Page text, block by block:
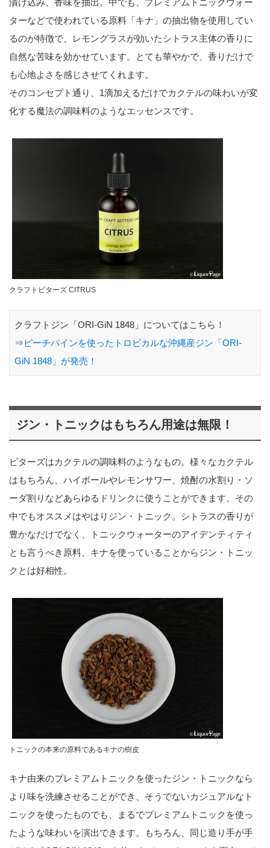
漬け込み、香味を抽出。中でも、プレミアムトニックウォー
ターなどで使われている原料「キナ」の抽出物を使用してい
るのが特徴で、レモングラスが効いたシトラス主体の香りに
自然な苦味を効かせています。とても華やかで、香りだけで
も心地よさを感じさせてくれます。
そのコンセプト通り、1滴加えるだけでカクテルの味わいが変
化する魔法の調味料のようなエッセンスです。
クラフトビターズ CITRUS
クラフトジン「ORI-GiN 1848」についてはこちら！
⇒ピーチパインを使ったトロピカルな沖縄産ジン「ORI-
GiN 1848」が発売！
ジン・トニックはもちろん用途は無限！
ビターズはカクテルの調味料のようなもの。様々なカクテル
はもちろん、ハイボールやレモンサワー、焼酎の水割り・ソ
ーダ割りなどあらゆるドリンクに使うことができます。その
中でもオススメはやはりジン・トニック。シトラスの香りが
豊かなだけでなく、トニックウォーターのアイデンティティ
とも言うべき原料、キナを使っていることからジン・トニッ
クとは好相性。
トニックの本来の原料であるキナの樹皮
キナ由来のプレミアムトニックを使ったジン・トニックなら
より味を洗練させることができ、そうでないカジュアルなト
ニックを使ったものでも、まるでプレミアムトニックを使っ
たような味わいを演出できます。もちろん、同じ造り手が手